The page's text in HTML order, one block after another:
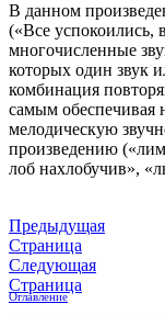
В данном
(«Все успокоились,
многочисленные
которых один звук
комбинация
самым обеспечивая
мелодическую
произведению
лоб нахлобучив»,
Предыдущая
Страница
Следующая
Страница
Оглавление